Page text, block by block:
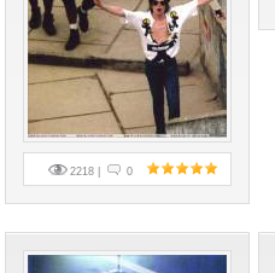
2218 | 0